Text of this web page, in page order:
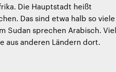
Die Hauptstadt heißt
Das sind etwa halb so viele
Sudan sprechen Arabisch.
aus anderen Ländern dort.